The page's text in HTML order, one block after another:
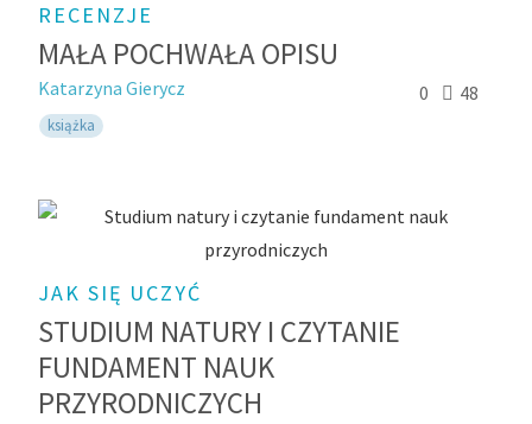
RECENZJE
MAŁA POCHWAŁA OPISU
Katarzyna Gierycz 0 48
książka
JAK SIĘ UCZYĆ
STUDIUM NATURY I CZYTANIE
FUNDAMENT NAUK
PRZYRODNICZYCH